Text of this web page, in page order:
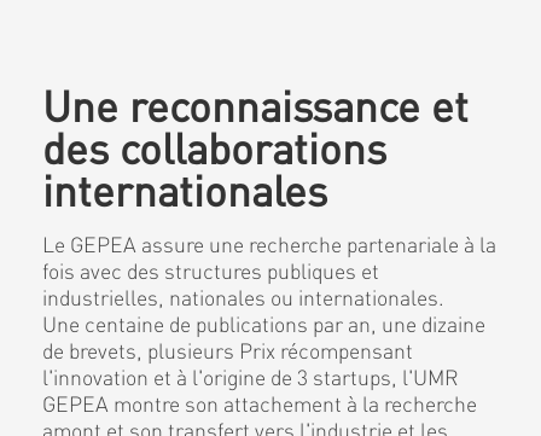
Une reconnaissance et
des collaborations
internationales
Le GEPEA assure une recherche partenariale à la
fois avec des structures publiques et
industrielles, nationales ou internationales.
Une centaine de publications par an, une dizaine
de brevets, plusieurs Prix récompensant
l'innovation et à l'origine de 3 startups, l'UMR
GEPEA montre son attachement à la recherche
amont et son transfert vers l'industrie et les